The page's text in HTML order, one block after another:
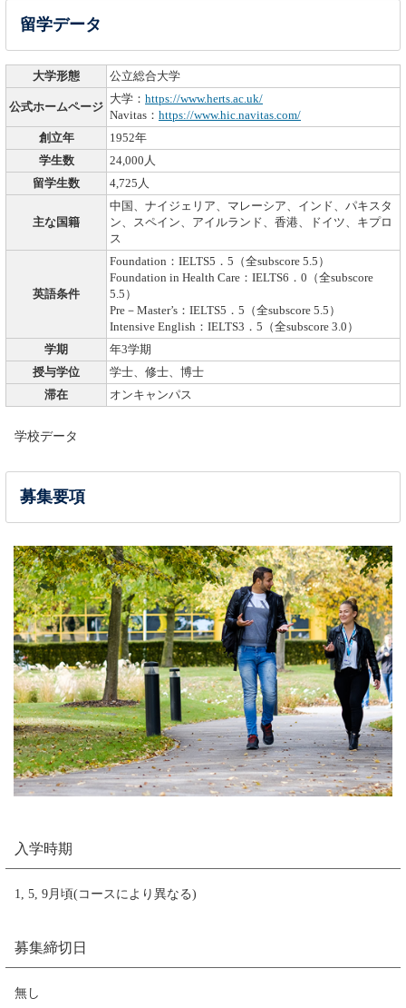
留学データ
大学形態 公立総合大学
公式ホームページ
大学： https://www.herts.ac.uk/
Navitas： https://www.hic.navitas.com/
創立年
1952年
学生数
24,000人
留学生数
4,725人
主な国籍
中国、ナイジェリア、マレーシア、インド、パキスタ
ン、スペイン、アイルランド、香港、ドイツ、キプロ
ス
英語条件
Foundation：IELTS5．5（全subscore 5.5）
Foundation in Health Care：IELTS6．0（全subscore
5.5）
Pre－Master’s：IELTS5．5（全subscore 5.5）
Intensive English：IELTS3．5（全subscore 3.0）
学期
年3学期
授与学位
学士、修士、博士
滞在
オンキャンパス
学校データ
募集要項
入学時期
1, 5, 9月頃(コースにより異なる)
募集締切日
無し